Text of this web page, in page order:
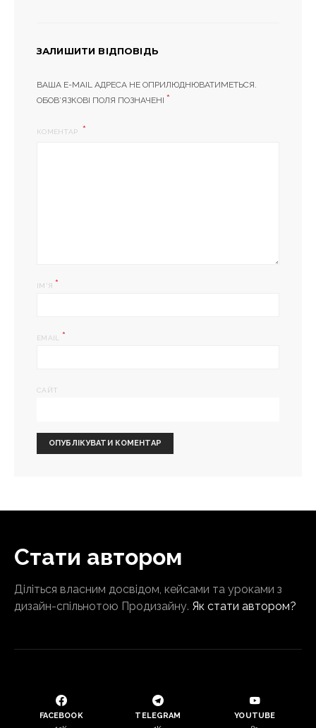
ЗАЛИШИТИ ВІДПОВІДЬ
ВАША E-MAIL АДРЕСА НЕ ОПРИЛЮДНЮВАТИМЕТЬСЯ.
ОБОВ’ЯЗКОВІ ПОЛЯ ПОЗНАЧЕНІ *
КОМЕНТАР
ІМ'Я *
EMAIL *
САЙТ
Стати автором
Діліться власним досвідом, кейсами та уроками з
дизайн-спільнотою Продизайну. Як стати автором?
FACEBOOK TELEGRAM YOUTUBE